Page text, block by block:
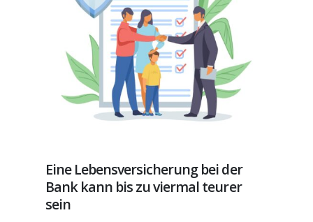
Eine Lebensversicherung bei der
Bank kann bis zu viermal teurer
sein